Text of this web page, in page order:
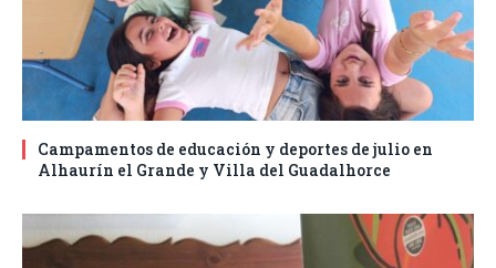
Campamentos de educación y deportes de julio en
Alhaurín el Grande y Villa del Guadalhorce